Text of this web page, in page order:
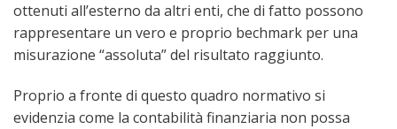
ottenuti all’esterno da altri enti, che di fatto possono
rappresentare un vero e proprio bechmark per una
misurazione “assoluta” del risultato raggiunto.
Proprio a fronte di questo quadro normativo si
evidenzia come la contabilità finanziaria non possa